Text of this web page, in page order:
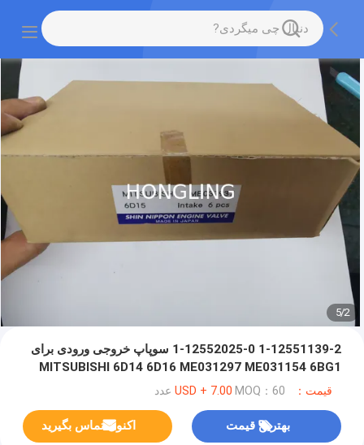
2
/
5
1-12551139-2 1-12552025-0 سوپاپ خروجی ورودی برای
MITSUBISHI 6D14 6D16 ME031297 ME031154 6BG1
قیمت：USD + 7.00 MOQ：60 عدد
بهترین قیمت اکنون تماس بگیرید